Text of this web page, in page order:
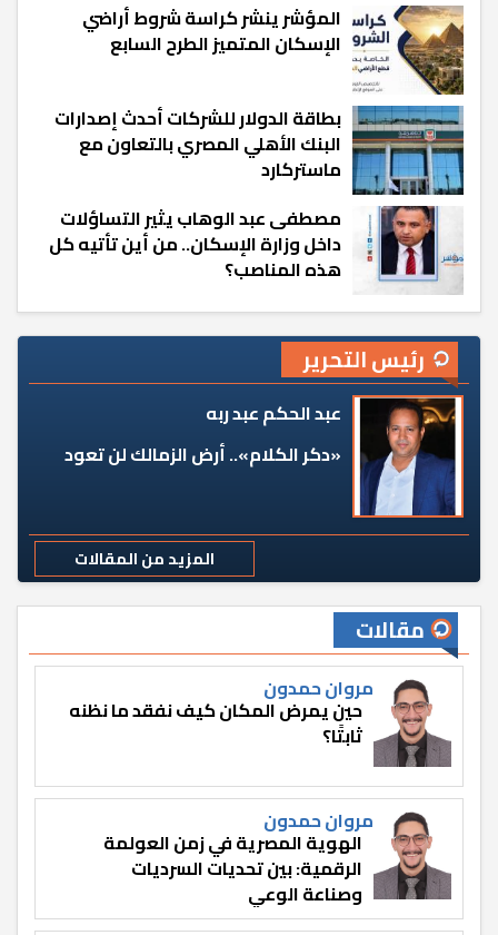
المؤشر ينشر كراسة شروط أراضي
الإسكان المتميز الطرح السابع
بطاقة الدولار للشركات أحدث إصدارات
البنك الأهلي المصري بالتعاون مع
ماستركارد
مصطفى عبد الوهاب يثير التساؤلات
داخل وزارة الإسكان.. من أين تأتيه كل
هذه المناصب؟
رئيس التحرير
عبد الحكم عبد ربه
«دكر الكلام».. أرض الزمالك لن تعود
المزيد من المقالات
مقالات
مروان حمدون
حين يمرض المكان كيف نفقد ما نظنه
ثابتًا؟
مروان حمدون
الهوية المصرية في زمن العولمة
الرقمية: بين تحديات السرديات
وصناعة الوعي